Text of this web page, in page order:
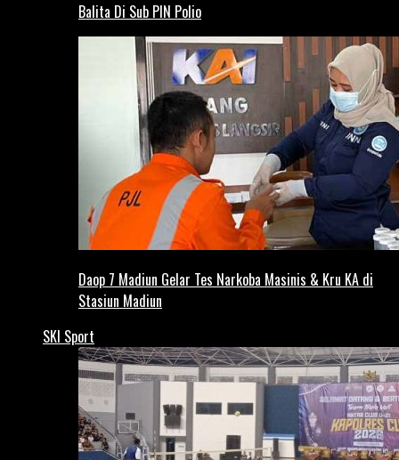
Balita Di Sub PIN Polio
Daop 7 Madiun Gelar Tes Narkoba Masinis & Kru KA di
Stasiun Madiun
SKI Sport